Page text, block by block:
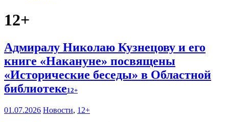
12+
Адмиралу Николаю Кузнецову и его
книге «Накануне» посвящены
«Исторические беседы» в Областной
библиотеке12+
01.07.2026 Новости, 12+